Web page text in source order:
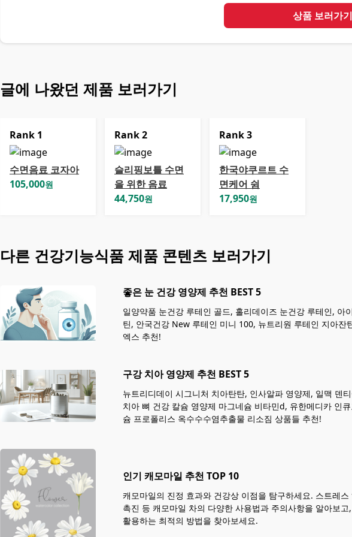
상품 보러가기
글에 나왔던 제품 보러가기
Rank 1
수면음료 코자아
105,000원
Rank2
슬리핑보틀 수면
을 위한 음료
44,750원
Rank3
한국야쿠르트 수
면케어 쉼
17,950원
다른 건강기능식품 제품 콘텐츠 보러가기
좋은 눈 건강 영양제 추천 BEST 5
일양약품 눈건강 루테인 골드, 홀리데이즈 눈건강 루테인, 아
틴, 안국건강 New 루테인 미니 100, 뉴트리원 루테인 지아잔
엑스 추천!
구강 치아 영양제 추천 BEST 5
뉴트리디데이 시그니처 치아탄탄, 인사알파 영양제, 일맥 덴
치아 뼈 건강 칼슘 영양제 마그네슘 비타민d, 유한메디카 인
슘 프로폴리스 옥수수수염추출물 리소짐 상품들 추천!
인기 캐모마일 추천 TOP 10
캐모마일의 진정 효과와 건강상 이점을 탐구하세요. 스트레
촉진 등 캐모마일 차의 다양한 사용법과 주의사항을 알아보
활용하는 최적의 방법을 찾아보세요.